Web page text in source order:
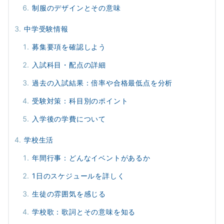
制服のデザインとその意味
中学受験情報
募集要項を確認しよう
入試科目・配点の詳細
過去の入試結果：倍率や合格最低点を分析
受験対策：科目別のポイント
入学後の学費について
学校生活
年間行事：どんなイベントがあるか
1日のスケジュールを詳しく
生徒の雰囲気を感じる
学校歌：歌詞とその意味を知る